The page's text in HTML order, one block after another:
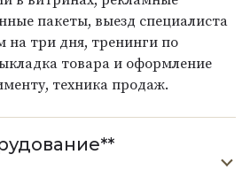
пакеты, выезд специалиста
три дня, тренинги по
товара и оформление
техника продаж.